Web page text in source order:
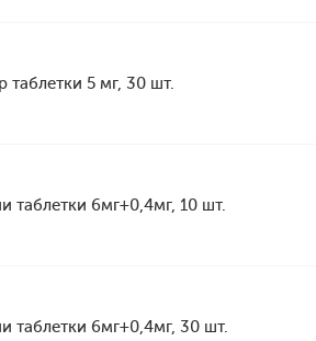
таблетки 5 мг, 30 шт.
таблетки 6мг+0,4мг, 10 шт.
таблетки 6мг+0,4мг, 30 шт.